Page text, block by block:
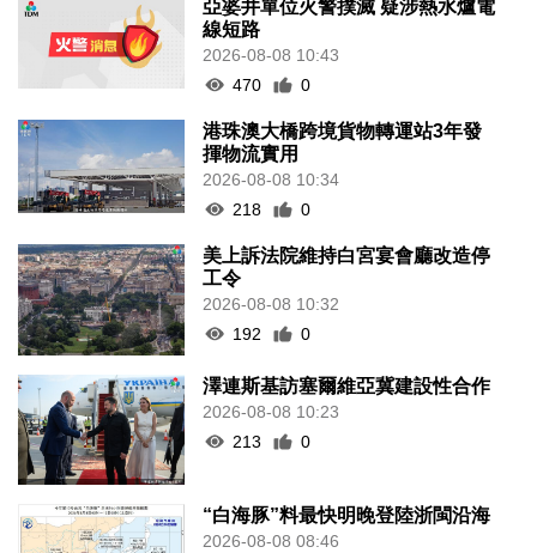
亞婆井單位火警撲滅 疑涉熱水爐電
線短路
2026-08-08 10:43
470
0
港珠澳大橋跨境貨物轉運站3年發
揮物流實用
2026-08-08 10:34
218
0
美上訴法院維持白宮宴會廳改造停
工令
2026-08-08 10:32
192
0
澤連斯基訪塞爾維亞冀建設性合作
2026-08-08 10:23
213
0
“白海豚”料最快明晚登陸浙閩沿海
2026-08-08 08:46